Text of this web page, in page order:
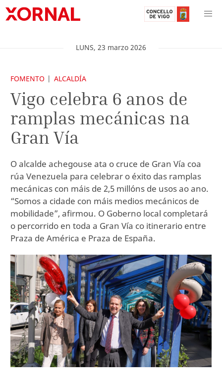
LUNS, 23 marzo 2026
FOMENTO ALCALDÍA
Vigo celebra 6 anos de
ramplas mecánicas na
Gran Vía
O alcalde achegouse ata o cruce de Gran Vía coa
rúa Venezuela para celebrar o éxito das ramplas
mecánicas con máis de 2,5 millóns de usos ao ano.
“Somos a cidade con máis medios mecánicos de
mobilidade”, afirmou. O Goberno local completará
o percorrido en toda a Gran Vía co itinerario entre
Praza de América e Praza de España.